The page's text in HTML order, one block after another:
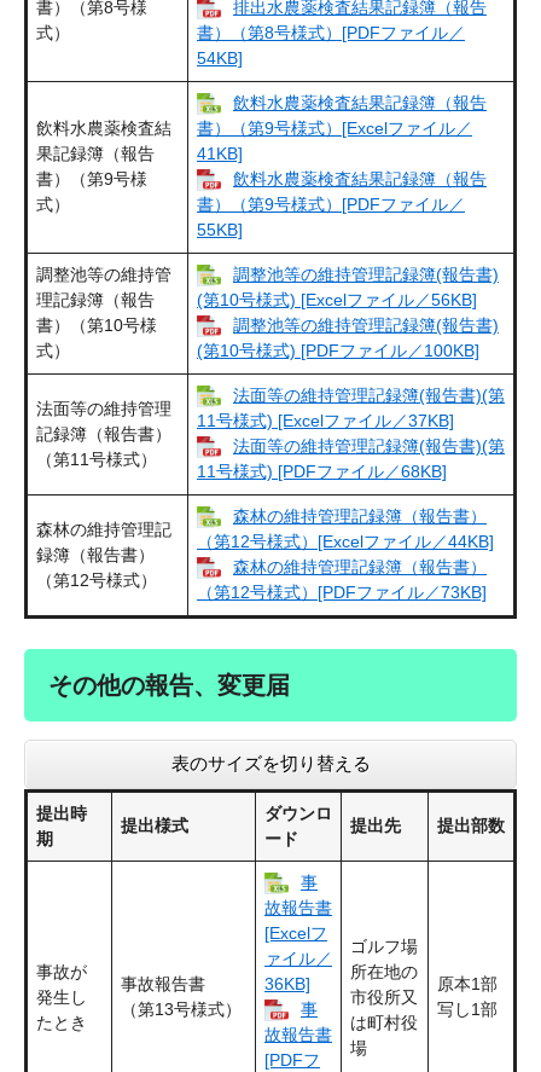
書）（第8号様
式）
排出水農薬検査結果記録簿（報告
書）（第8号様式）[PDFファイル／
54KB]
飲料水農薬検査結
果記録簿（報告
書）（第9号様
式）
飲料水農薬検査結果記録簿（報告
書）（第9号様式）​[Excelファイル／
41KB]
飲料水農薬検査結果記録簿（報告
書）（第9号様式）​[PDFファイル／
55KB]
調整池等の維持管
理記録簿（報告
書）（第10号様
式）
調整池等の維持管理記録簿(報告書)
(第10号様式) [Excelファイル／56KB]
調整池等の維持管理記録簿(報告書)
(第10号様式) [PDFファイル／100KB]
法面等の維持管理
記録簿（報告書）
（第11号様式）
法面等の維持管理記録簿(報告書)(第
11号様式) [Excelファイル／37KB]
法面等の維持管理記録簿(報告書)(第
11号様式) [PDFファイル／68KB]
森林の維持管理記
録簿（報告書）
（第12号様式）
森林の維持管理記録簿（報告書）
（第12号様式）​[Excelファイル／44KB]
森林の維持管理記録簿（報告書）
（第12号様式）[PDFファイル／73KB]
その他の報告、変更届
表のサイズを切り替える
提出時
期
提出様式
ダウンロ
ード
提出先 提出部数
事故が
発生し
たとき
事故報告書
（第13号様式）
事
故報告書
[Excelフ
ァイル／
36KB]
事
故報告書
[PDFフ
ゴルフ場
所在地の
市役所又
は町村役
場
原本1部
写し1部